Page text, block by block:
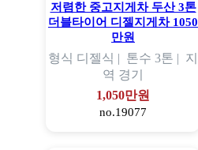
저렴한 중고지게차 두산 3톤
더블타이어 디젤지게차 1050
만원
형식 디젤식 | 톤수 3톤 | 지
역 경기
1,050만원
no.19077